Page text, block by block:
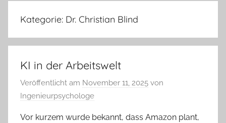
Kategorie: Dr. Christian Blind
KI in der Arbeitswelt
Veröffentlicht am November 11, 2025 von
Ingenieurpsychologe
Vor kurzem wurde bekannt, dass Amazon plant,